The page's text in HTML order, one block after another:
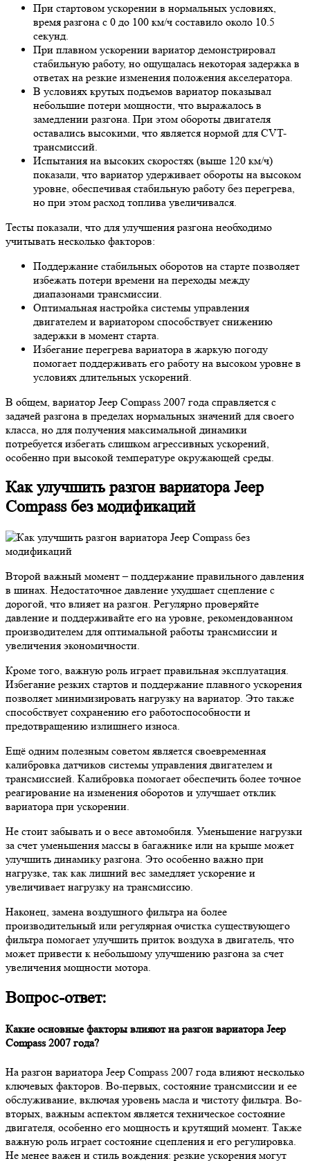
При стартовом ускорении в нормальных условиях,
время разгона с 0 до 100 км/ч составило около 10.5
секунд.
При плавном ускорении вариатор демонстрировал
стабильную работу, но ощущалась некоторая задержка в
ответах на резкие изменения положения акселератора.
В условиях крутых подъемов вариатор показывал
небольшие потери мощности, что выражалось в
замедлении разгона. При этом обороты двигателя
оставались высокими, что является нормой для CVT-
трансмиссий.
Испытания на высоких скоростях (выше 120 км/ч)
показали, что вариатор удерживает обороты на высоком
уровне, обеспечивая стабильную работу без перегрева,
но при этом расход топлива увеличивался.
Тесты показали, что для улучшения разгона необходимо
учитывать несколько факторов:
Поддержание стабильных оборотов на старте позволяет
избежать потери времени на переходы между
диапазонами трансмиссии.
Оптимальная настройка системы управления
двигателем и вариатором способствует снижению
задержки в момент старта.
Избегание перегрева вариатора в жаркую погоду
помогает поддерживать его работу на высоком уровне в
условиях длительных ускорений.
В общем, вариатор Jeep Compass 2007 года справляется с
задачей разгона в пределах нормальных значений для своего
класса, но для получения максимальной динамики
потребуется избегать слишком агрессивных ускорений,
особенно при высокой температуре окружающей среды.
Как улучшить разгон вариатора Jeep
Compass без модификаций
Второй важный момент – поддержание правильного давления
в шинах. Недостаточное давление ухудшает сцепление с
дорогой, что влияет на разгон. Регулярно проверяйте
давление и поддерживайте его на уровне, рекомендованном
производителем для оптимальной работы трансмиссии и
увеличения экономичности.
Кроме того, важную роль играет правильная эксплуатация.
Избегание резких стартов и поддержание плавного ускорения
позволяет минимизировать нагрузку на вариатор. Это также
способствует сохранению его работоспособности и
предотвращению излишнего износа.
Ещё одним полезным советом является своевременная
калибровка датчиков системы управления двигателем и
трансмиссией. Калибровка помогает обеспечить более точное
реагирование на изменения оборотов и улучшает отклик
вариатора при ускорении.
Не стоит забывать и о весе автомобиля. Уменьшение нагрузки
за счет уменьшения массы в багажнике или на крыше может
улучшить динамику разгона. Это особенно важно при
нагрузке, так как лишний вес замедляет ускорение и
увеличивает нагрузку на трансмиссию.
Наконец, замена воздушного фильтра на более
производительный или регулярная очистка существующего
фильтра помогает улучшить приток воздуха в двигатель, что
может привести к небольшому улучшению разгона за счет
увеличения мощности мотора.
Вопрос-ответ:
Какие основные факторы влияют на разгон вариатора Jeep
Compass 2007 года?
На разгон вариатора Jeep Compass 2007 года влияют несколько
ключевых факторов. Во-первых, состояние трансмиссии и ее
обслуживание, включая уровень масла и чистоту фильтра. Во-
вторых, важным аспектом является техническое состояние
двигателя, особенно его мощность и крутящий момент. Также
важную роль играет состояние сцепления и его регулировка.
Не менее важен и стиль вождения: резкие ускорения могут